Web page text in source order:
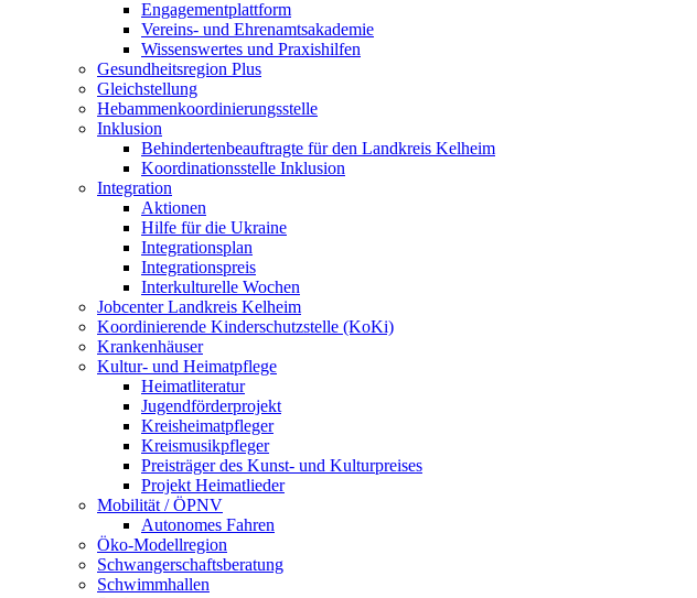
Engagementplattform
Vereins- und Ehrenamtsakademie
Wissenswertes und Praxishilfen
Gesundheitsregion Plus
Gleichstellung
Hebammenkoordinierungsstelle
Inklusion
Behindertenbeauftragte für den Landkreis Kelheim
Koordinationsstelle Inklusion
Integration
Aktionen
Hilfe für die Ukraine
Integrationsplan
Integrationspreis
Interkulturelle Wochen
Jobcenter Landkreis Kelheim
Koordinierende Kinderschutzstelle (KoKi)
Krankenhäuser
Kultur- und Heimatpflege
Heimatliteratur
Jugendförderprojekt
Kreisheimatpfleger
Kreismusikpfleger
Preisträger des Kunst- und Kulturpreises
Projekt Heimatlieder
Mobilität / ÖPNV
Autonomes Fahren
Öko-Modellregion
Schwangerschaftsberatung
Schwimmhallen